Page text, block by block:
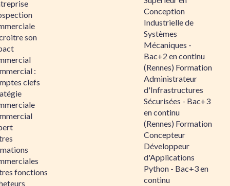
son
:
clefs
fonctions
Conception
Industrielle de
Systèmes
Mécaniques -
Bac+2 en continu
(Rennes) Formation
Administrateur
d'Infrastructures
Sécurisées - Bac+3
en continu
(Rennes) Formation
Concepteur
Développeur
d'Applications
Python - Bac+3 en
continu